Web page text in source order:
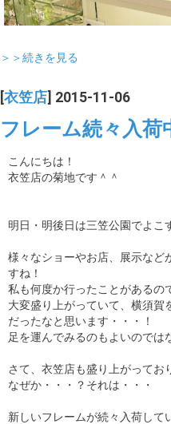
＞＞続きを見る
[衣笠店] 2015-11-06
フレーム続々入荷
こんにちは！
衣笠店の菊地です＾＾
明日・明後日は三笠公園でよこ
様々なショーやお店、展示など
すね！
私も何度か行ったことがあるの
大変盛り上がっていて、横須賀
だったなと思います・・・！
足を運んでみるのもよいのでは
さて、衣笠店も盛り上がってお
なぜか・・・？それは・・・
新しいフレームが続々入荷して